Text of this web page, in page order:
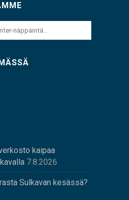
kaipaa
7.8.2026
Sulkavan kesässä?